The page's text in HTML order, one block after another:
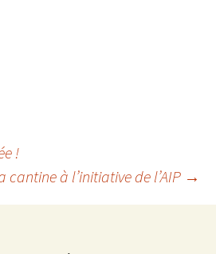
!
cantine à l’initiative de l’AIP →